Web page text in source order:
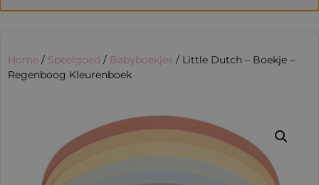
Home / Speelgoed / Babyboekjes / Little Dutch – Boekje –
Regenboog Kleurenboek